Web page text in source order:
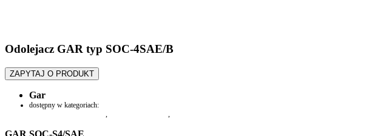
Odolejacz GAR typ SOC-4SAE/B
ZAPYTAJ O PRODUKT
Gar
dostępny w kategoriach:
GAR SOC-S4/SAE